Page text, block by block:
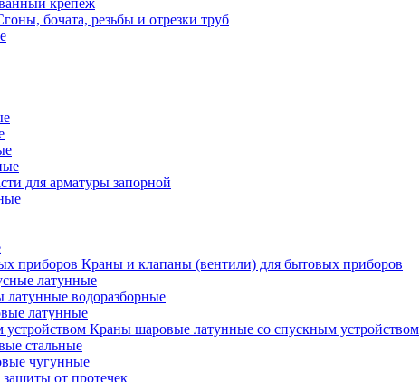
крепеж
бочата, резьбы и отрезки труб
для арматуры запорной
Краны и клапаны (вентили) для бытовых приборов
латунные
латунные водоразборные
латунные
Краны шаровые латунные со спускным устройством
стальные
чугунные
от протечек